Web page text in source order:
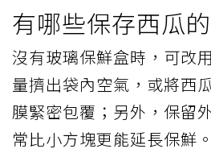
有哪些保存西瓜
沒有玻璃保鮮盒時，可改
量擠出袋內空氣，或將西
膜緊密包覆；另外，保留
常比小方塊更能延長保鮮。